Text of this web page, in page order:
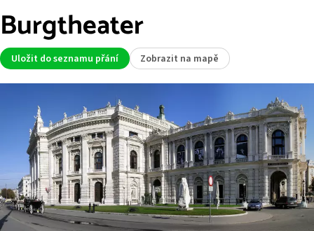
Burgtheater
Uložit do seznamu přání Zobrazit na mapě